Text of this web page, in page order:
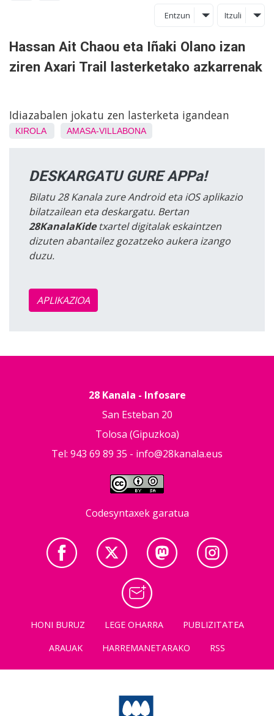
Entzun Itzuli
Hassan Ait Chaou eta Iñaki Olano izan
ziren Axari Trail lasterketako azkarrenak
Idiazabalen jokatu zen lasterketa igandean
KIROLA AMASA-VILLABONA
DESKARGATU GURE APPa!
Bilatu 28 Kanala zure Android eta iOS aplikazio
bilatzailean eta deskargatu. Bertan
28KanalaKidetxartel digitalak eskaintzen
dizuten abantailez gozatzeko aukera izango
duzu.
APLIKAZIOA
28 Kanala - Infosare
San Esteban 20
Tolosa (Gipuzkoa)
Tel: 943 69 89 35 - info@28kanala.eus
Codesyntaxek garatua
HONI BURUZ LEGE OHARRA
PUBLIZITATEA
ARAUAK
HARREMANETARAKO RSS